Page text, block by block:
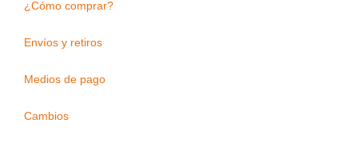
¿Cómo comprar?
Envíos y retiros
Medios de pago
Cambios